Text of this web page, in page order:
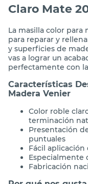
Masilla Color
La masilla color para
para reparar y
y superficies de
vas a lograr un
perfectamente con
Características
Color roble
terminación
Presentación
puntuales
Fácil aplicación
Especialmente
Fabricación